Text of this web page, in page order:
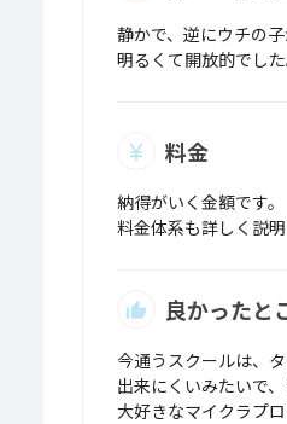
静かで、逆にウチの
明るくて開放的でした
料金
納得がいく金額です。
料金体系も詳しく説
良かったと
今通うスクールは、
出来にくいみたいで
大好きなマイクラプ